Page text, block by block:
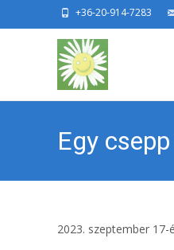
+36-20-914-7283
Egy
2023. szeptember